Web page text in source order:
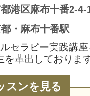
・麻布十番駅
セラピー実践講
を輩出しておりま
スンを見る